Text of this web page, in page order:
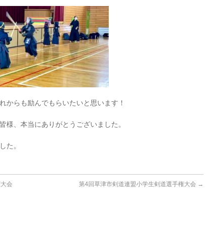
からも励んでもらいたいと思います！
様、本当にありがとうございました。
た。
会 第4回草津市剣道連盟小学生剣道選手権大会 →